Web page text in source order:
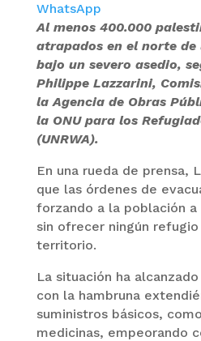
WhatsApp
Al menos 400.000
atrapados en el norte de
bajo un severo asedio,
Philippe Lazzarini,
la Agencia de Obras
la ONU para los
(UNRWA).
En una rueda de prensa,
que las órdenes de
forzando a la población
sin ofrecer ningún
territorio.
La situación ha
con la hambruna
suministros básicos,
medicinas, empeorando